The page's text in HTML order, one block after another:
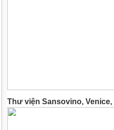
Thư viện Sansovino, Venice,